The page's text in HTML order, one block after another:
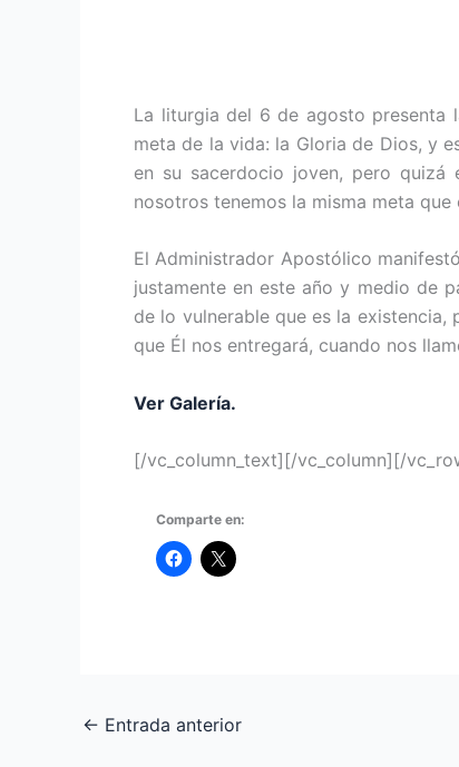
La liturgia del 6 de agosto presenta
meta de la vida: la Gloria de Dios, y
en su sacerdocio joven, pero
nosotros tenemos la misma meta que
El Administrador Apostólico
justamente en este año y medio de
de lo vulnerable que es la
que Él nos entregará, cuando nos
Ver Galería.
[/vc_column_text][/vc_column][/
Comparte en:
← Entrada anterior